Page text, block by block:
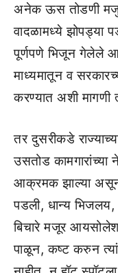
अनेक ऊस तोडणी
वादळामध्ये झोपड्या
पूर्णपणे भिजून गेलेले
माध्यमातून व
करण्यात अशी मागणी
तर दुसरीकडे
उसतोड कामगारांच्या
आक्रमक झाल्या
पडली, धान्य
बिचारे मजूर
पाळून, कष्ट करुन